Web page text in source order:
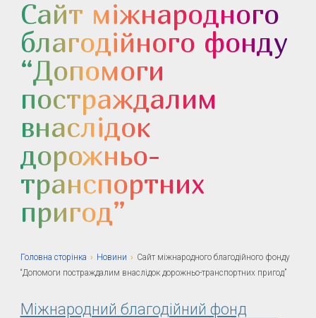
Сайт міжнародного
благодійного фонду
“Допомоги
постраждалим
внаслідок
дорожньо-
транспортних
пригод”
Головна сторiнка › Новини › Сайт міжнародного благодійного фонду
“Допомоги постраждалим внаслідок дорожньо-транспортних пригод”
Міжнародний благодійний фонд